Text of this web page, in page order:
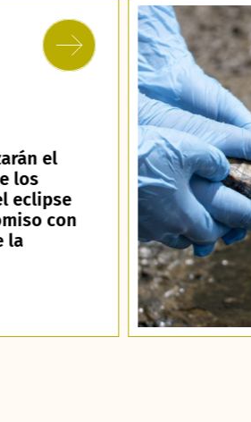
el
los
eclipse
con
la